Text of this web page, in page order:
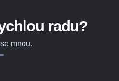
radu?
mnou.